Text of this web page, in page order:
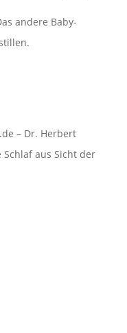
andere Baby-
– Dr. Herbert
Schlaf aus Sicht der